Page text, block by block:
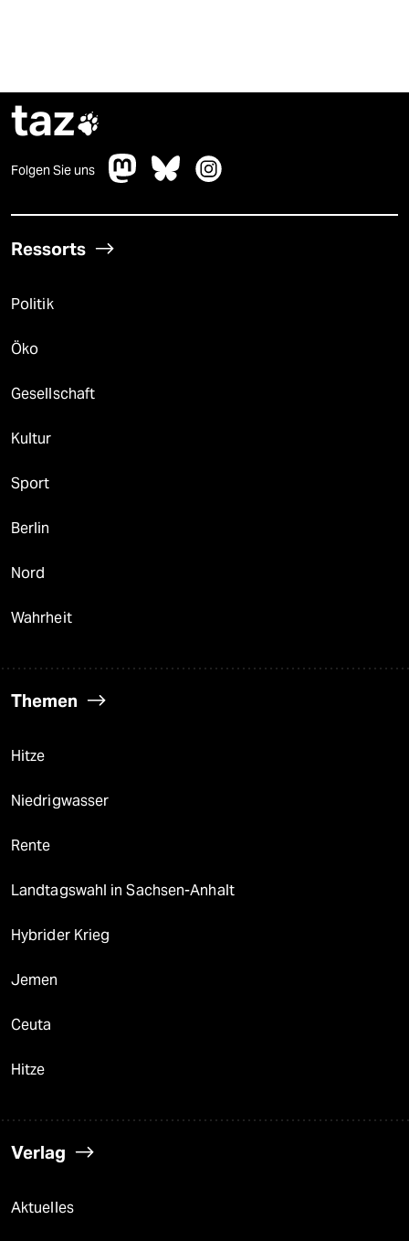
taz
Folgen Sie uns
Ressorts
Politik
Öko
Gesellschaft
Kultur
Sport
Berlin
Nord
Wahrheit
Themen
Hitze
Niedrigwasser
Rente
Landtagswahl in Sachsen-Anhalt
Hybrider Krieg
Jemen
Ceuta
Hitze
Verlag
Aktuelles